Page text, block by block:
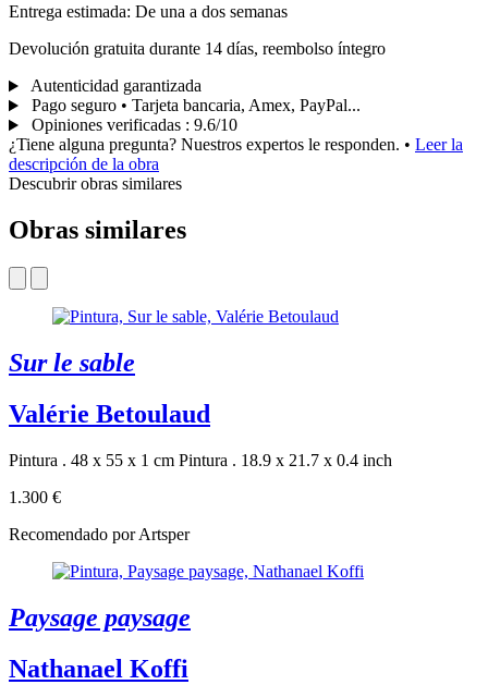
Entrega estimada: De una a dos semanas
Devolución gratuita durante 14 días, reembolso íntegro
Autenticidad garantizada
Pago seguro • Tarjeta bancaria, Amex, PayPal...
Opiniones verificadas : 9.6/10
¿Tiene alguna pregunta? Nuestros expertos le responden. • Leer la
descripción de la obra
Descubrir obras similares
Obras similares
Sur le sable
Valérie Betoulaud
Pintura . 48 x 55 x 1 cm Pintura . 18.9 x 21.7 x 0.4 inch
1.300 €
Recomendado por Artsper
Paysage paysage
Nathanael Koffi